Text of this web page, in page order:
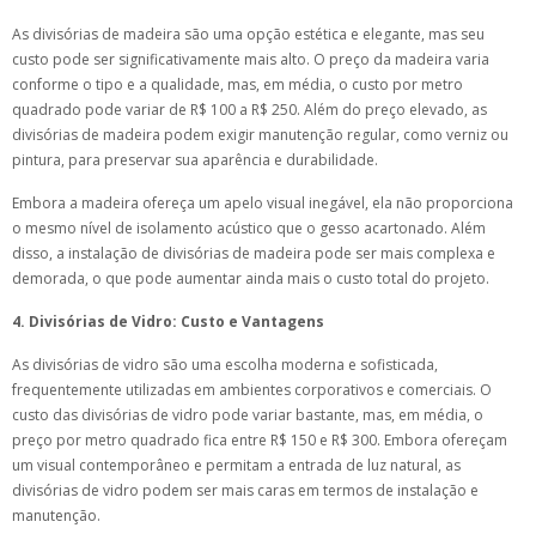
As divisórias de madeira são uma opção estética e elegante, mas seu
custo pode ser significativamente mais alto. O preço da madeira varia
conforme o tipo e a qualidade, mas, em média, o custo por metro
quadrado pode variar de R$ 100 a R$ 250. Além do preço elevado, as
divisórias de madeira podem exigir manutenção regular, como verniz ou
pintura, para preservar sua aparência e durabilidade.
Embora a madeira ofereça um apelo visual inegável, ela não proporciona
o mesmo nível de isolamento acústico que o gesso acartonado. Além
disso, a instalação de divisórias de madeira pode ser mais complexa e
demorada, o que pode aumentar ainda mais o custo total do projeto.
4. Divisórias de Vidro: Custo e Vantagens
As divisórias de vidro são uma escolha moderna e sofisticada,
frequentemente utilizadas em ambientes corporativos e comerciais. O
custo das divisórias de vidro pode variar bastante, mas, em média, o
preço por metro quadrado fica entre R$ 150 e R$ 300. Embora ofereçam
um visual contemporâneo e permitam a entrada de luz natural, as
divisórias de vidro podem ser mais caras em termos de instalação e
manutenção.